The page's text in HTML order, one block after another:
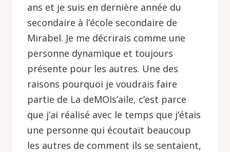
ans et je suis en dernière année du
secondaire à l’école secondaire de
Mirabel. Je me décrirais comme une
personne dynamique et toujours
présente pour les autres. Une des
raisons pourquoi je voudrais faire
partie de La deMOIs’aile, c’est parce
que j’ai réalisé avec le temps que j’étais
une personne qui écoutait beaucoup
les autres de comment ils se sentaient,